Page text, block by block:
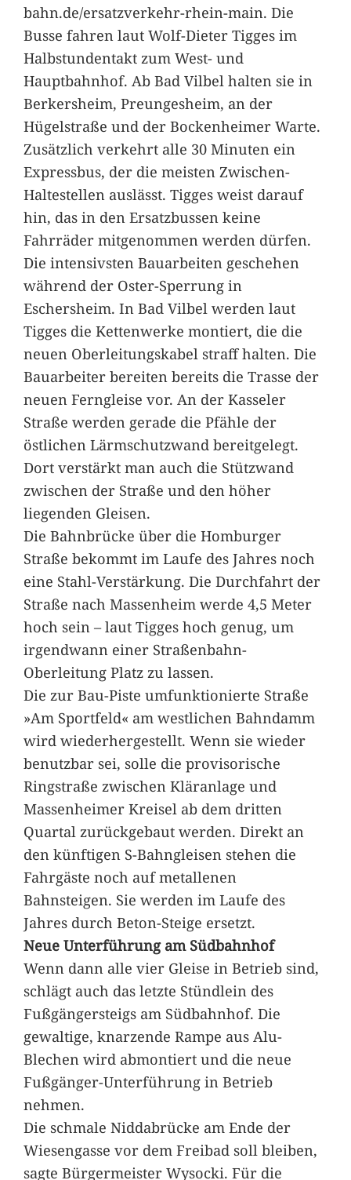
bahn.de/ersatzverkehr-rhein-main. Die
Busse fahren laut Wolf-Dieter Tigges im
Halbstundentakt zum West- und
Hauptbahnhof. Ab Bad Vilbel halten sie in
Berkersheim, Preungesheim, an der
Hügelstraße und der Bockenheimer Warte.
Zusätzlich verkehrt alle 30 Minuten ein
Expressbus, der die meisten Zwischen-
Haltestellen auslässt. Tigges weist darauf
hin, das in den Ersatzbussen keine
Fahrräder mitgenommen werden dürfen.
Die intensivsten Bauarbeiten geschehen
während der Oster-Sperrung in
Eschersheim. In Bad Vilbel werden laut
Tigges die Kettenwerke montiert, die die
neuen Oberleitungskabel straff halten. Die
Bauarbeiter bereiten bereits die Trasse der
neuen Ferngleise vor. An der Kasseler
Straße werden gerade die Pfähle der
östlichen Lärmschutzwand bereitgelegt.
Dort verstärkt man auch die Stützwand
zwischen der Straße und den höher
liegenden Gleisen.
Die Bahnbrücke über die Homburger
Straße bekommt im Laufe des Jahres noch
eine Stahl-Verstärkung. Die Durchfahrt der
Straße nach Massenheim werde 4,5 Meter
hoch sein – laut Tigges hoch genug, um
irgendwann einer Straßenbahn-
Oberleitung Platz zu lassen.
Die zur Bau-Piste umfunktionierte Straße
»Am Sportfeld« am westlichen Bahndamm
wird wiederhergestellt. Wenn sie wieder
benutzbar sei, solle die provisorische
Ringstraße zwischen Kläranlage und
Massenheimer Kreisel ab dem dritten
Quartal zurückgebaut werden. Direkt an
den künftigen S-Bahngleisen stehen die
Fahrgäste noch auf metallenen
Bahnsteigen. Sie werden im Laufe des
Jahres durch Beton-Steige ersetzt.
Neue Unterführung am Südbahnhof
Wenn dann alle vier Gleise in Betrieb sind,
schlägt auch das letzte Stündlein des
Fußgängersteigs am Südbahnhof. Die
gewaltige, knarzende Rampe aus Alu-
Blechen wird abmontiert und die neue
Fußgänger-Unterführung in Betrieb
nehmen.
Die schmale Niddabrücke am Ende der
Wiesengasse vor dem Freibad soll bleiben,
sagte Bürgermeister Wysocki. Für die